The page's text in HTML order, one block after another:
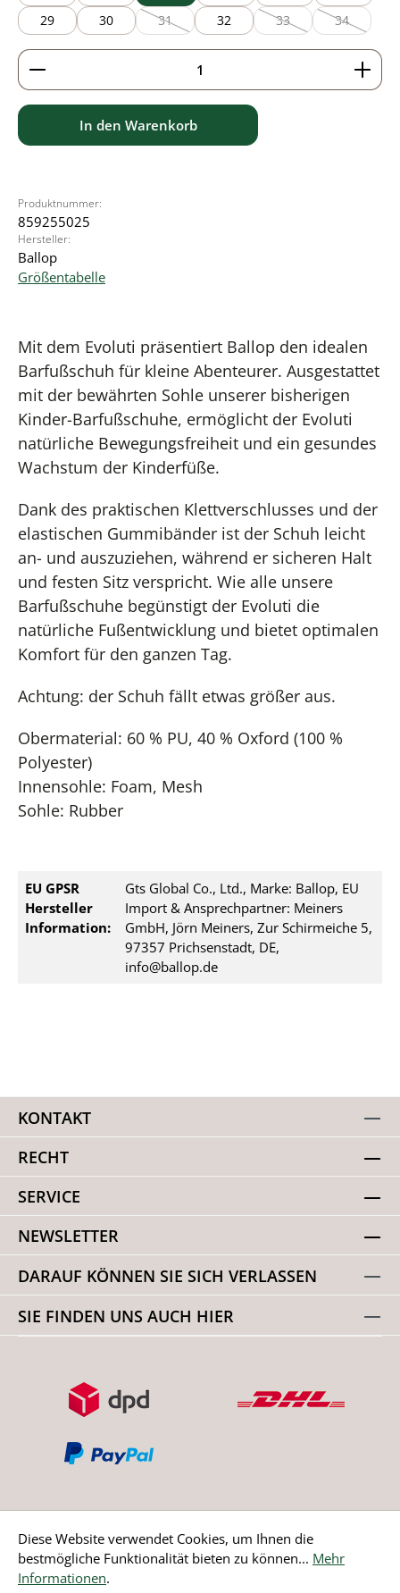
29
30 31
(Diese Option ist zurzeit nicht verfügbar.)
32 33
(Diese Option ist
34
(Diese
Produkt Anzahl: Gib den gewünschten Wert ein
In den Warenkorb
Produktnummer:
859255025
Hersteller:
Ballop
Größentabelle
Mit dem Evoluti präsentiert Ballop den idealen
Barfußschuh für kleine Abenteurer. Ausgestattet
mit der bewährten Sohle unserer bisherigen
Kinder-Barfußschuhe, ermöglicht der Evoluti
natürliche Bewegungsfreiheit und ein gesundes
Wachstum der Kinderfüße.
Dank des praktischen Klettverschlusses und der
elastischen Gummibänder ist der Schuh leicht
an- und auszuziehen, während er sicheren Halt
und festen Sitz verspricht. Wie alle unsere
Barfußschuhe begünstigt der Evoluti die
natürliche Fußentwicklung und bietet optimalen
Komfort für den ganzen Tag.
Achtung: der Schuh fällt etwas größer aus.
Obermaterial: 60 % PU, 40 % Oxford (100 %
Polyester)
Innensohle: Foam, Mesh
Sohle: Rubber
EU GPSR
Hersteller
Information:
Gts Global Co., Ltd., Marke: Ballop, EU
Import & Ansprechpartner: Meiners
GmbH, Jörn Meiners, Zur Schirmeiche 5,
97357 Prichsenstadt, DE,
info@ballop.de
KONTAKT
RECHT
SERVICE
NEWSLETTER
DARAUF KÖNNEN SIE SICH VERLASSEN
SIE FINDEN UNS AUCH HIER
Bestellung widerrufen
Diese Website verwendet Cookies, um Ihnen die
bestmögliche Funktionalität bieten zu können... Mehr
Informationen.